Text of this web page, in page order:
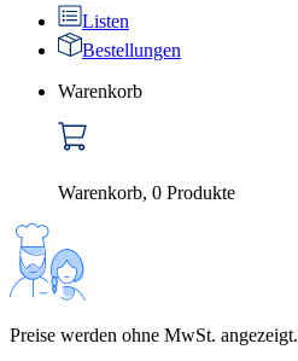
Listen
Bestellungen
Warenkorb
Warenkorb, 0 Produkte
Preise werden ohne MwSt. angezeigt.